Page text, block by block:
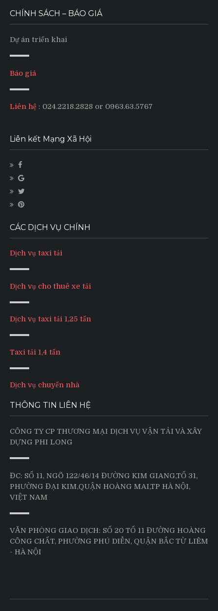
CHÍNH SÁCH – BÁO GIÁ
Dự án triển khai
Báo giá
Liên hệ : 024.2218.2828 or 0963.63.5767
Liên kết Mạng Xã Hội
CÁC DỊCH VỤ CHÍNH
Dịch vụ taxi tải
Dịch vụ cho thuê xe tải
Dịch vụ taxi tải 1,25 tấn
Taxi tải 1,4 tấn
Dịch vụ chuyển nhà
THÔNG TIN LIÊN HỆ
CÔNG TY CP THƯƠNG MẠI DỊCH VỤ VẬN TẢI VÀ XÂY
DỰNG PHI LONG
ĐC: SỐ 11, NGÕ 122/46/14 ĐƯỜNG KIM GIANG,TỔ 31,
PHƯỜNG ĐẠI KIM,QUẬN HOÀNG MAI,TP HÀ NỘI,
VIỆT NAM
VĂN PHÒNG GIAO DỊCH: SỐ 20 TỔ 11 ĐƯỜNG HOÀNG
CÔNG CHẤT, PHƯỜNG PHÚ DIỄN, QUẬN BẮC TỪ LIÊM
- HÀ NỘI